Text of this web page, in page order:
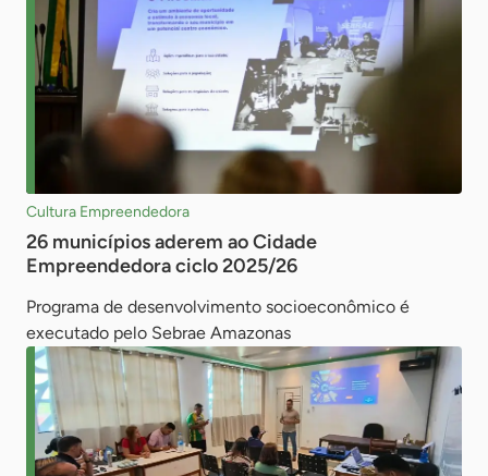
Cultura Empreendedora
26 municípios aderem ao Cidade
Empreendedora ciclo 2025/26
Programa de desenvolvimento socioeconômico é
executado pelo Sebrae Amazonas